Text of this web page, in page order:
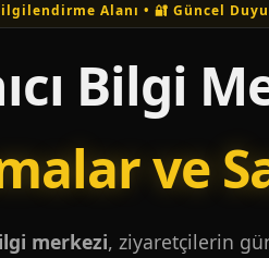
Alanı • 🔐 Güncel
Bilgi
ve
merkezi, ziyaretçilerin